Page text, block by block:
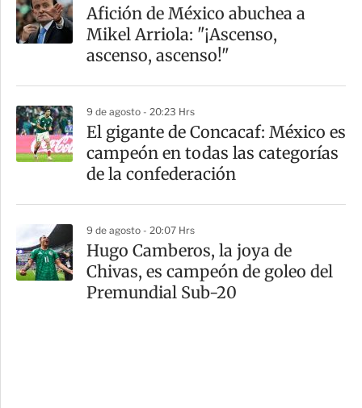
Afición de México abuchea a
Mikel Arriola: "¡Ascenso,
ascenso, ascenso!"
9 de agosto - 20:23 Hrs
El gigante de Concacaf: México es
campeón en todas las categorías
de la confederación
9 de agosto - 20:07 Hrs
Hugo Camberos, la joya de
Chivas, es campeón de goleo del
Premundial Sub-20